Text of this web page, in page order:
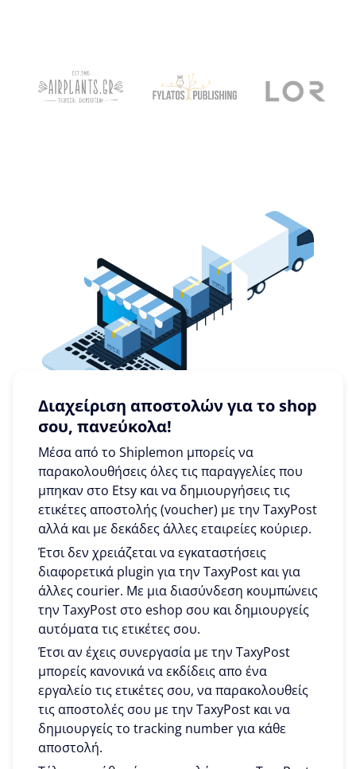
Διαχείριση αποστολών για το shop
σου, πανεύκολα!
Μέσα από το Shiplemon μπορείς να
παρακολουθήσεις όλες τις παραγγελίες που
μπηκαν στο Etsy και να δημιουργήσεις τις
ετικέτες αποστολής (voucher) με την TaxyPost
αλλά και με δεκάδες άλλες εταιρείες κούριερ.
Έτσι δεν χρειάζεται να εγκαταστήσεις
διαφορετικά plugin για την TaxyPost και για
άλλες courier. Με μια διασύνδεση κουμπώνεις
την TaxyPost στο eshop σου και δημιουργείς
αυτόματα τις ετικέτες σου.
Έτσι αν έχεις συνεργασία με την TaxyPost
μπορείς κανονικά να εκδίδεις απο ένα
εργαλείο τις ετικέτες σου, να παρακολουθείς
τις αποστολές σου με την TaxyPost και να
δημιουργείς το tracking number για κάθε
αποστολή.